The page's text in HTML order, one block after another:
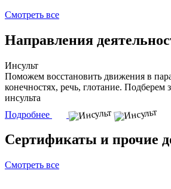
Смотреть все
Направления
Инсульт
Поможем восстановить движения в
конечностях, речь, глотание. Подберем
инсульта
Подробнее
Сертификаты и прочие
Смотреть все